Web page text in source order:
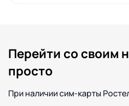
Перейти со своим
просто
При наличии сим-карты